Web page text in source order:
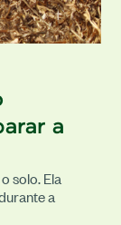
a
solo. Ela
a